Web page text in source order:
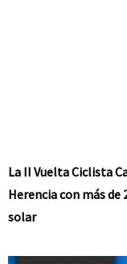
La II Vuelta Ciclista
Herencia con más de
solar